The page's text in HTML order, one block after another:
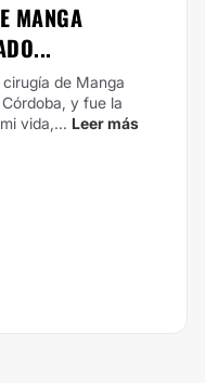
MANGA
de Manga
y fue la
vida,... Leer más